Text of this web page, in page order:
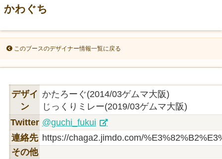
かわぐち
このブースのデザイナー情報一覧に戻る
デザイ
ン
かたろーぐ(2014/03ゲムマ大阪)
じっくりミレー(2019/03ゲムマ大阪)
Twitter @guchi_fukui
連絡先 https://chaga2.jimdo.com/
その他